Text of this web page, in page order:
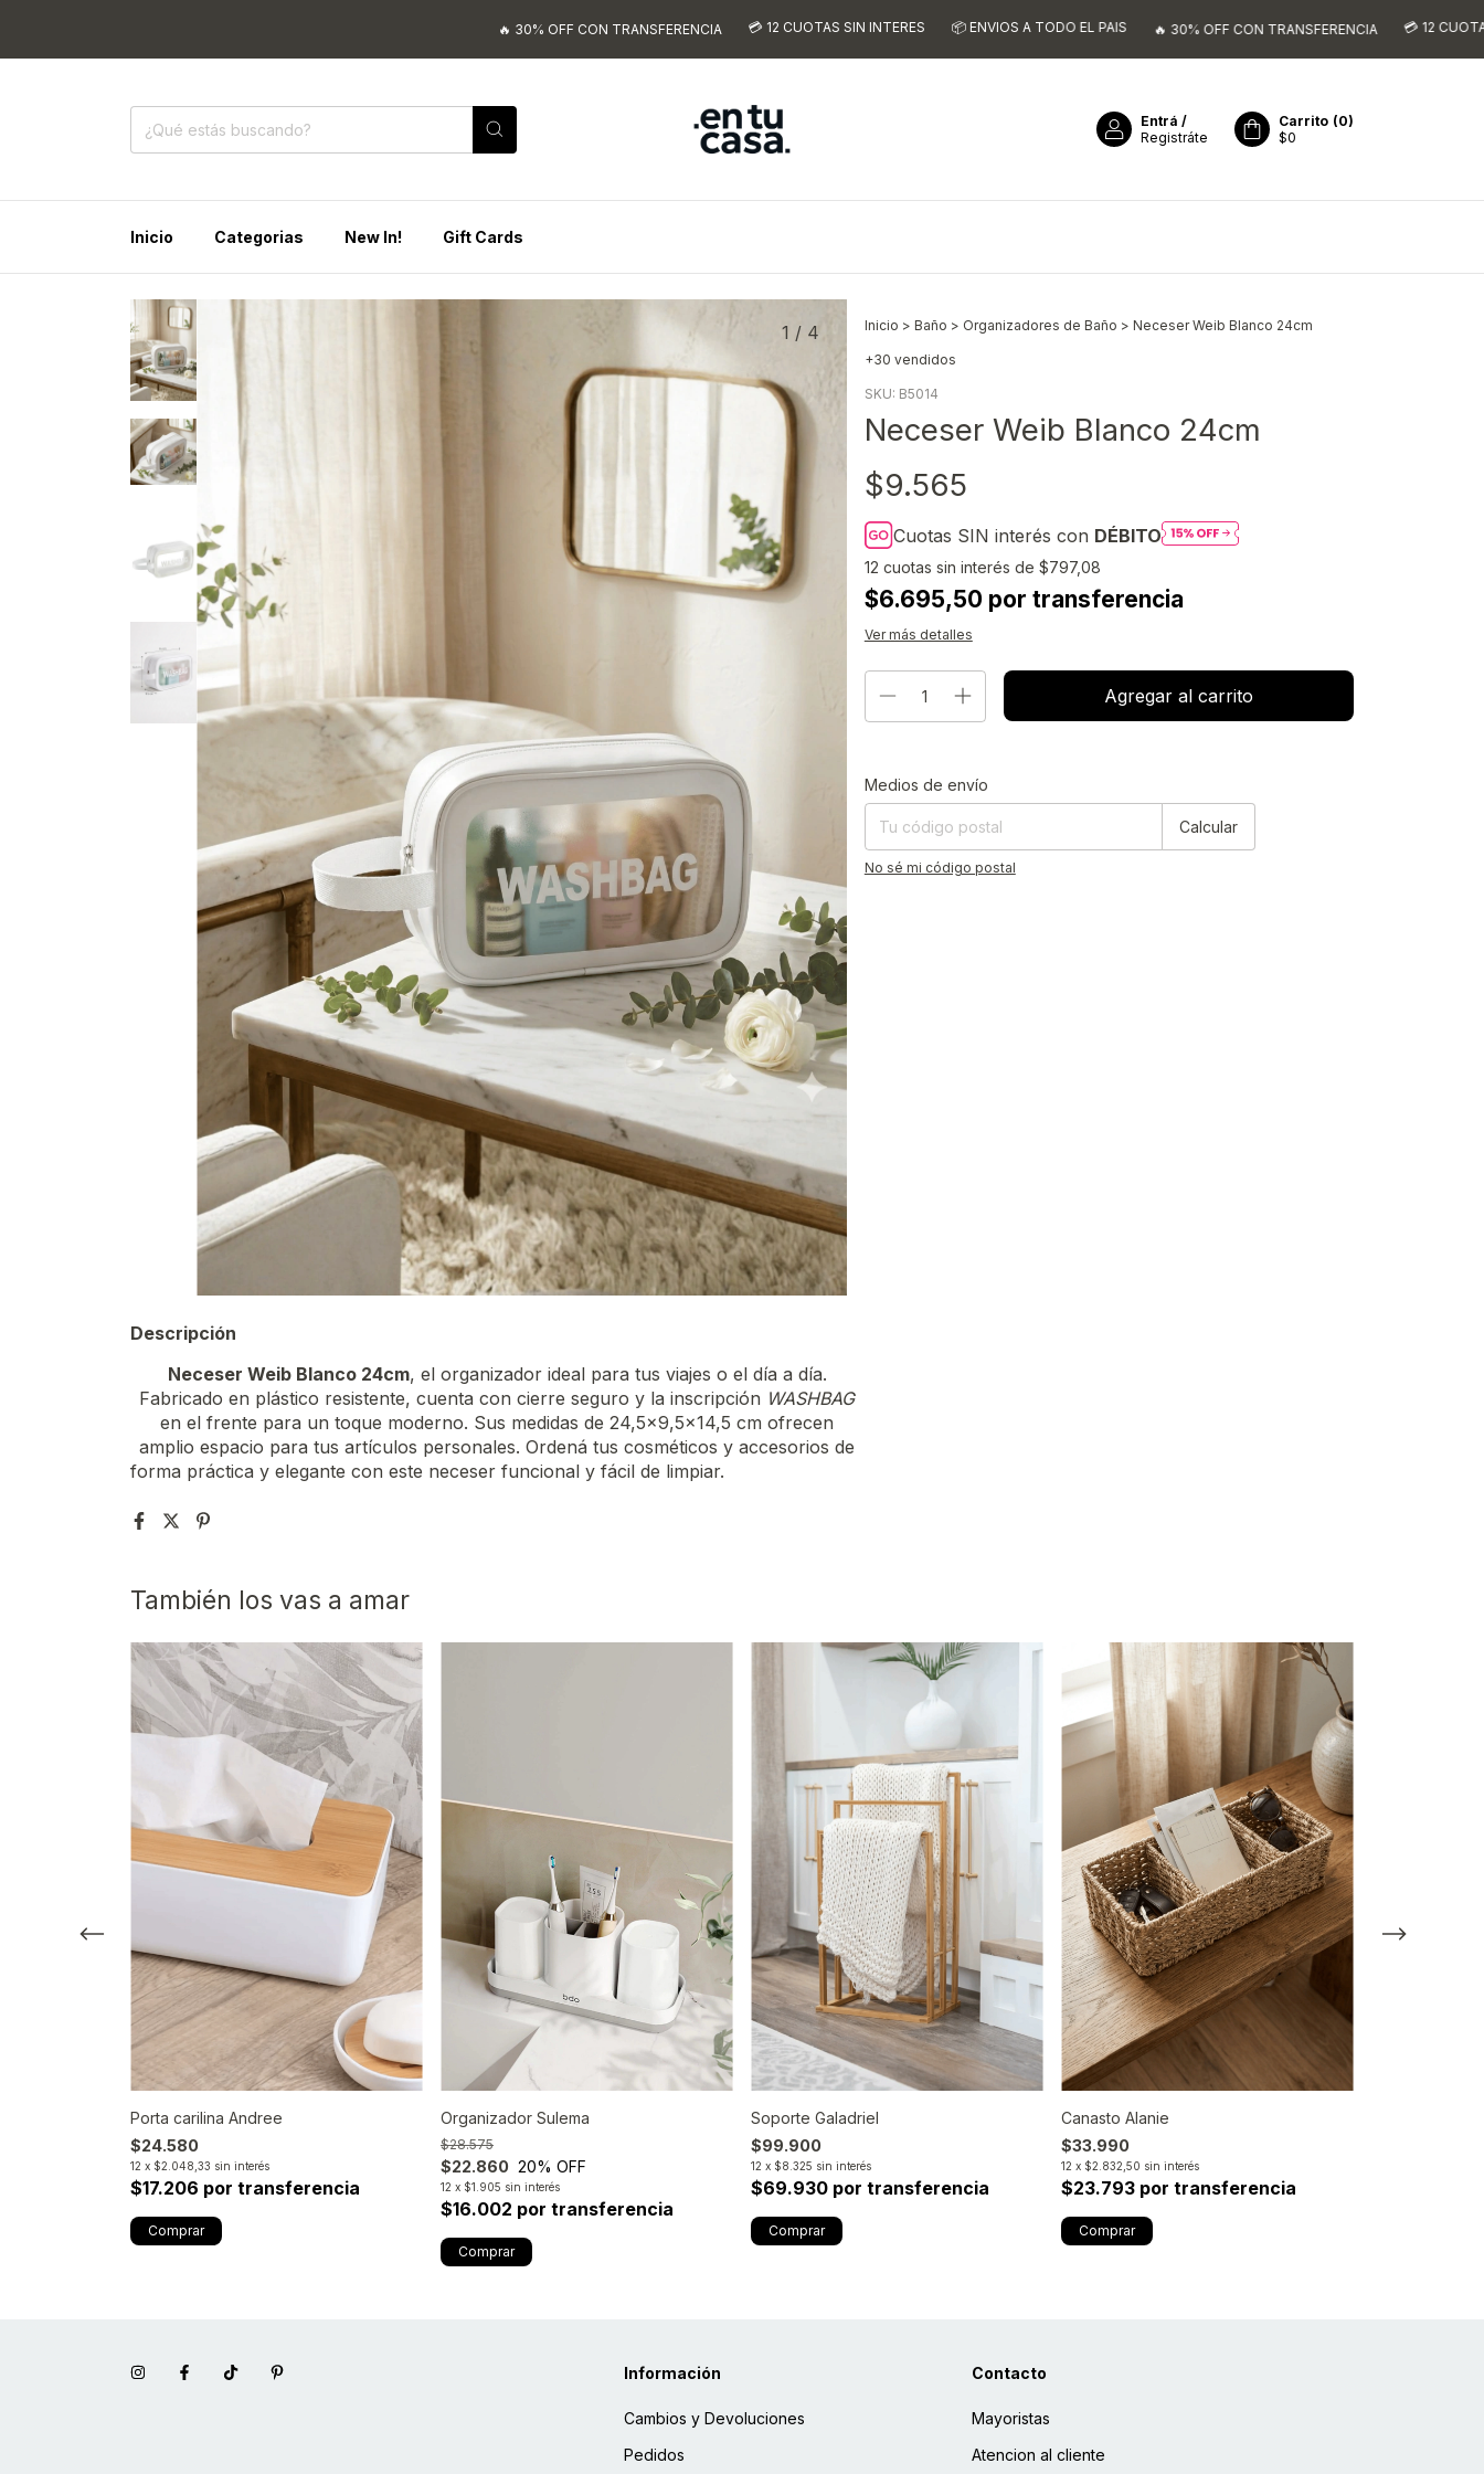
🔥 30% OFF CON TRANSFERENCIA 💳 12 CUOTAS SIN INTERES 📦 ENVIOS A TODO EL PAIS 🔥 30% OFF CON TRANSFERENCIA 💳 12 CUOTAS SIN
Entrá /
Registráte
Carrito (0)
$0
Inicio Categorias New In! Gift Cards
1 / 4 Inicio > Baño > Organizadores de Baño > Neceser Weib Blanco 24cm
+30 vendidos
SKU: B5014
Neceser Weib Blanco 24cm
$9.565
Cuotas SIN interés con DÉBITO
12 cuotas sin interés de $797,08
$6.695,50 por transferencia
Ver más detalles
Entregas para el CP:
Medios de envío
Calcular
No sé mi código postal
Descripción
Neceser Weib Blanco 24cm, el organizador ideal para tus viajes o el día a día.
Fabricado en plástico resistente, cuenta con cierre seguro y la inscripción WASHBAG
en el frente para un toque moderno. Sus medidas de 24,5x9,5x14,5 cm ofrecen
amplio espacio para tus artículos personales. Ordená tus cosméticos y accesorios de
forma práctica y elegante con este neceser funcional y fácil de limpiar.
También los vas a amar
Porta carilina Andree
$24.580
12 x $2.048,33 sin interés
$17.206 por transferencia
Organizador Sulema
$22.860
$28.575
20% OFF
12 x $1.905 sin interés
$16.002 por transferencia
Soporte Galadriel
$99.900
12 x $8.325 sin interés
$69.930 por transferencia
Canasto Alanie
$33.990
12 x $2.832,50 sin interés
$23.793 por transferencia
Información
Cambios y Devoluciones
Pedidos
Contacto
Mayoristas
Atencion al cliente